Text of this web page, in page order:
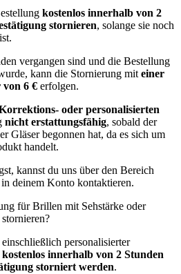
kostenlos innerhalb von 2
stornieren, solange sie noch
vergangen sind und die Bestellung
kann die Stornierung miteiner
von 6 € erfolgen.
oder personalisierten
nicht erstattungsfähig, sobald der
Gläser begonnen hat, da es sich um
handelt.
kannst du uns über den Bereich
deinem Konto kontaktieren.
für Brillen mit Sehstärke oder
personalisierter
kostenlos innerhalb von 2 Stunden
storniert werden.